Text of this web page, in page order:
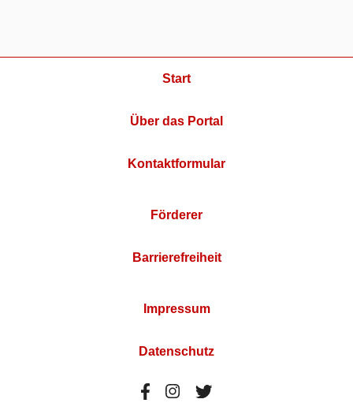
Start
Über das Portal
Kontaktformular
Förderer
Barrierefreiheit
Impressum
Datenschutz